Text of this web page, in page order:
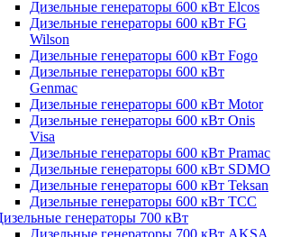
Дизельные генераторы 600 кВт Elcos
Дизельные генераторы 600 кВт FG
Wilson
Дизельные генераторы 600 кВт Fogo
Дизельные генераторы 600 кВт
Genmac
Дизельные генераторы 600 кВт Motor
Дизельные генераторы 600 кВт Onis
Visa
Дизельные генераторы 600 кВт Pramac
Дизельные генераторы 600 кВт SDMO
Дизельные генераторы 600 кВт Teksan
Дизельные генераторы 600 кВт ТСС
генераторы 700 кВт
Дизельные генераторы 700 кВт AKSA